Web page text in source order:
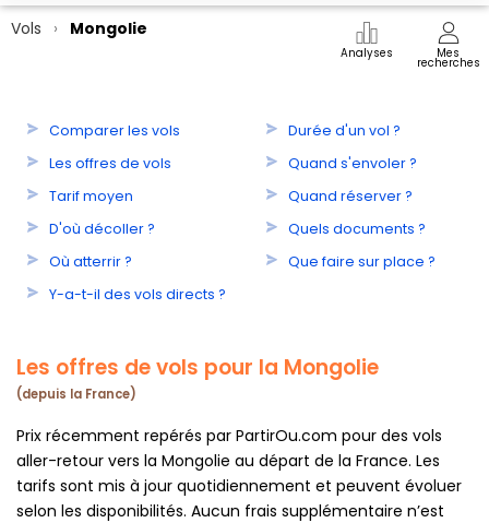
Vols Mongolie
Analyses Mes
recherches
Les offres de vols pour la Mongolie
(depuis la France)
Prix récemment repérés par PartirOu.com pour des vols
aller-retour vers la Mongolie au départ de la France. Les
tarifs sont mis à jour quotidiennement et peuvent évoluer
selon les disponibilités. Aucun frais supplémentaire n’est
Comparer les vols
Les offres de vols
Tarif moyen
D'où décoller ?
Où atterrir ?
Y-a-t-il des vols directs ?
Durée d'un vol ?
Quand s'envoler ?
Quand réserver ?
Quels documents ?
Que faire sur place ?